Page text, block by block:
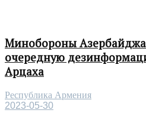
Минобороны
очередную
Арцаха
Республика Армения
2023-05-30